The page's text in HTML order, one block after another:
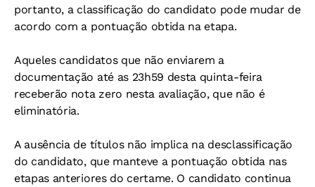
portanto, a classificação do candidato pode mudar de
acordo com a pontuação obtida na etapa.
Aqueles candidatos que não enviarem a
documentação até as 23h59 desta quinta-feira
receberão nota zero nesta avaliação, que não é
eliminatória.
A ausência de títulos não implica na desclassificação
do candidato, que manteve a pontuação obtida nas
etapas anteriores do certame. O candidato continua